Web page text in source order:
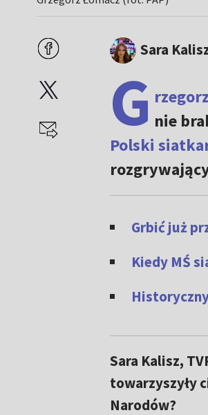
Sara
G nie
Polski
Grbić już
Kiedy MŚ
Sara Kalisz,
towarzyszyły
Narodów?